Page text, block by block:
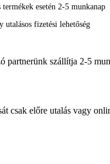
termékek esetén 2-5 munkanap
utalásos fizetési lehetőség
partnerünk szállítja 2-5
csak előre utalás vagy